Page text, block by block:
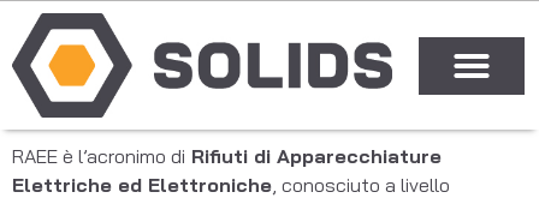
RAEE è l’acronimo di Rifiuti di Apparecchiature
Elettriche ed Elettroniche, conosciuto a livello